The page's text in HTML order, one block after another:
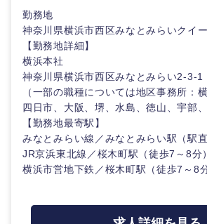
勤務地
神奈川県横浜市西区みなとみらいクイ
【勤務地詳細】
横浜本社
神奈川県横浜市西区みなとみらい2-3-1
（一部の職種については地区事務所：
四日市、大阪、堺、水島、徳山、宇部、
【勤務地最寄駅】
みなとみらい線／みなとみらい駅（駅直
JR京浜東北線／桜木町駅（徒歩7～8分）
横浜市営地下鉄／桜木町駅（徒歩7～8分